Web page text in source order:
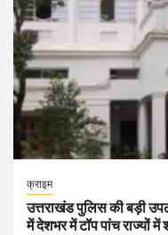
क्राइम
उत्तराखंड पुलिस की बड़ी
में देशभर में टॉप पांच राज्यों में